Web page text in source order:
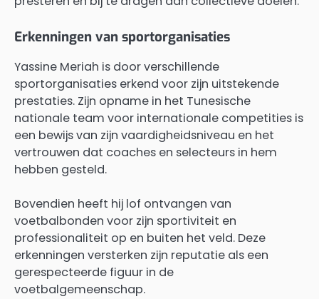
Erkenningen van sportorganisaties
Yassine Meriah is door verschillende
sportorganisaties erkend voor zijn uitstekende
prestaties. Zijn opname in het Tunesische
nationale team voor internationale competities is
een bewijs van zijn vaardigheidsniveau en het
vertrouwen dat coaches en selecteurs in hem
hebben gesteld.
Bovendien heeft hij lof ontvangen van
voetbalbonden voor zijn sportiviteit en
professionaliteit op en buiten het veld. Deze
erkenningen versterken zijn reputatie als een
gerespecteerde figuur in de
voetbalgemeenschap.